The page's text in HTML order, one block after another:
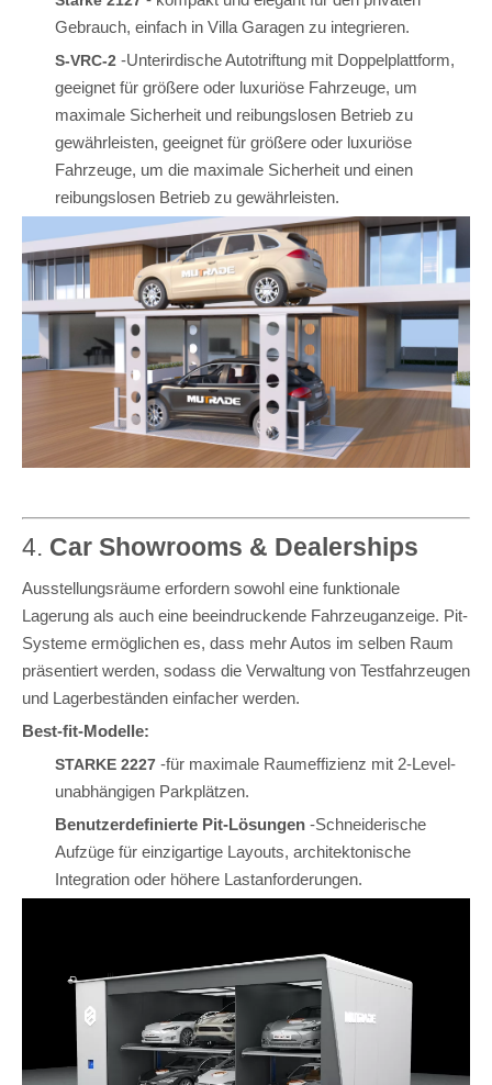
Gebrauch, einfach in Villa Garagen zu integrieren.
S-VRC-2 -Unterirdische Autotriftung mit Doppelplattform,
geeignet für größere oder luxuriöse Fahrzeuge, um
maximale Sicherheit und reibungslosen Betrieb zu
gewährleisten, geeignet für größere oder luxuriöse
Fahrzeuge, um die maximale Sicherheit und einen
reibungslosen Betrieb zu gewährleisten.
4. Car Showrooms & Dealerships
Ausstellungsräume erfordern sowohl eine funktionale
Lagerung als auch eine beeindruckende Fahrzeuganzeige. Pit-
Systeme ermöglichen es, dass mehr Autos im selben Raum
präsentiert werden, sodass die Verwaltung von Testfahrzeugen
und Lagerbeständen einfacher werden.
Best-fit-Modelle:
STARKE 2227 -für maximale Raumeffizienz mit 2-Level-
unabhängigen Parkplätzen.
Benutzerdefinierte Pit-Lösungen -Schneiderische
Aufzüge für einzigartige Layouts, architektonische
Integration oder höhere Lastanforderungen.